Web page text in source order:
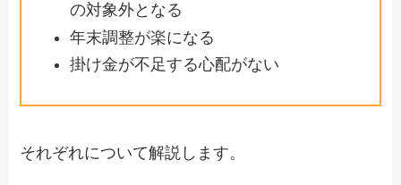
の対象外となる
年末調整が楽になる
掛け金が不足する心配がない
それぞれについて解説します。